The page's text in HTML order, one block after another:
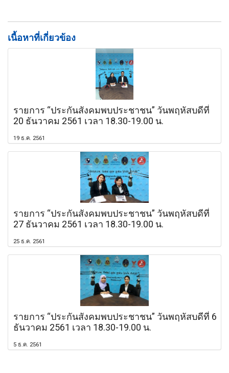
เนื้อหาที่เกี่ยวข้อง
รายการ “ประกันสังคมพบประชาชน” วันพฤหัสบดีที่
20 ธันวาคม 2561 เวลา 18.30-19.00 น.
19 ธ.ค. 2561
รายการ “ประกันสังคมพบประชาชน” วันพฤหัสบดีที่
27 ธันวาคม 2561 เวลา 18.30-19.00 น.
25 ธ.ค. 2561
รายการ “ประกันสังคมพบประชาชน” วันพฤหัสบดีที่ 6
ธันวาคม 2561 เวลา 18.30-19.00 น.
5 ธ.ค. 2561